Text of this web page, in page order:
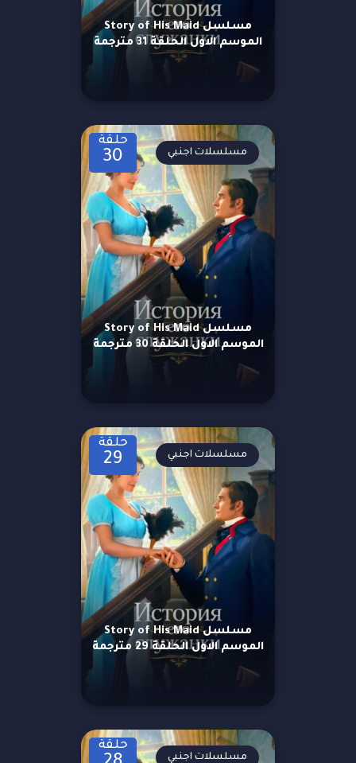
مسلسل Story of His Maid
الموسم الاول الحلقة 31 مترجمة
حلقة
30
مسلسل Story of His Maid
الموسم الاول الحلقة 30 مترجمة
مسلسلات اجنبي
حلقة
29
مسلسل Story of His Maid
الموسم الاول الحلقة 29 مترجمة
مسلسلات اجنبي
حلقة
مسلسلات اجنبي